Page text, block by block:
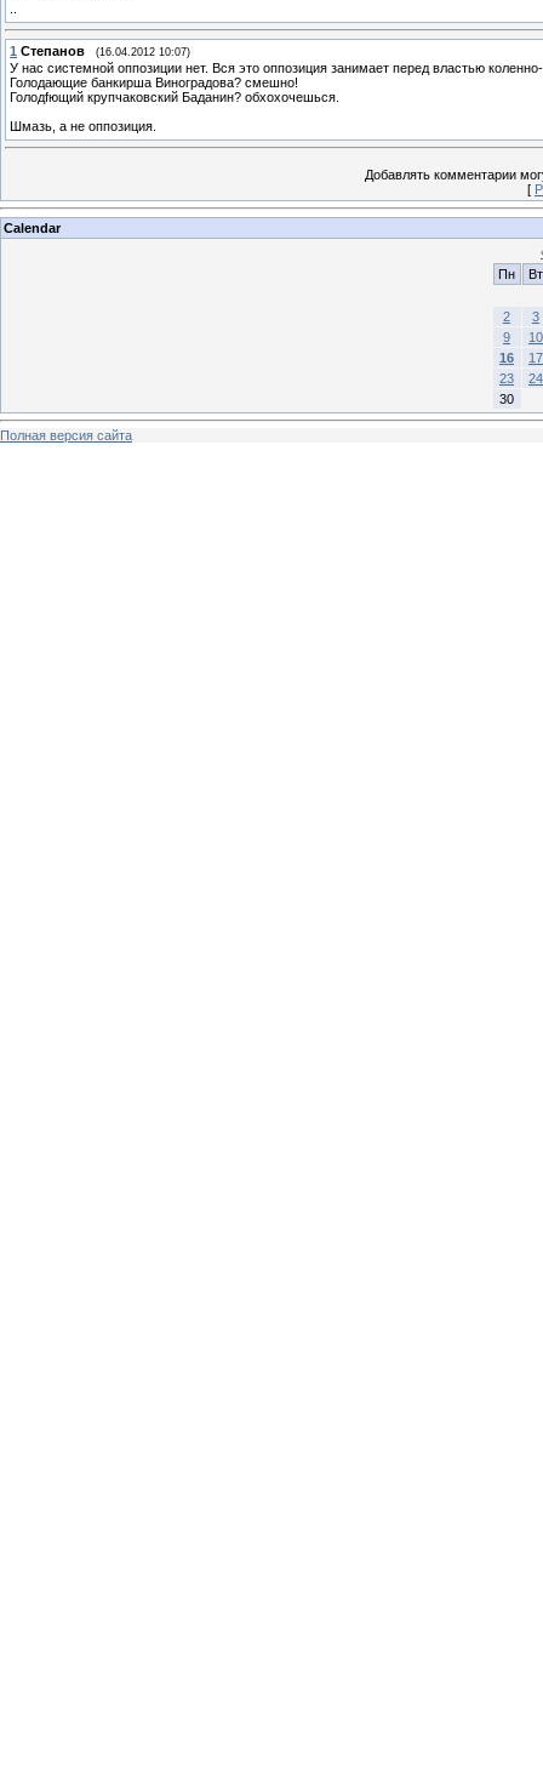
1 Степанов (16.04.2012 10:07)
У нас системной оппозиции нет. Вся это оппозиция занимает перед властью
Голодающие банкирша Виноградова? смешно!
Голодfющий крупчаковский Баданин? обхохочешься.
Шмазь, а не оппозиция.
Добавлять комментарии
[
Calendar
Пн
Вт
2
3
9
10
16
17
23
24
30
Полная версия сайта